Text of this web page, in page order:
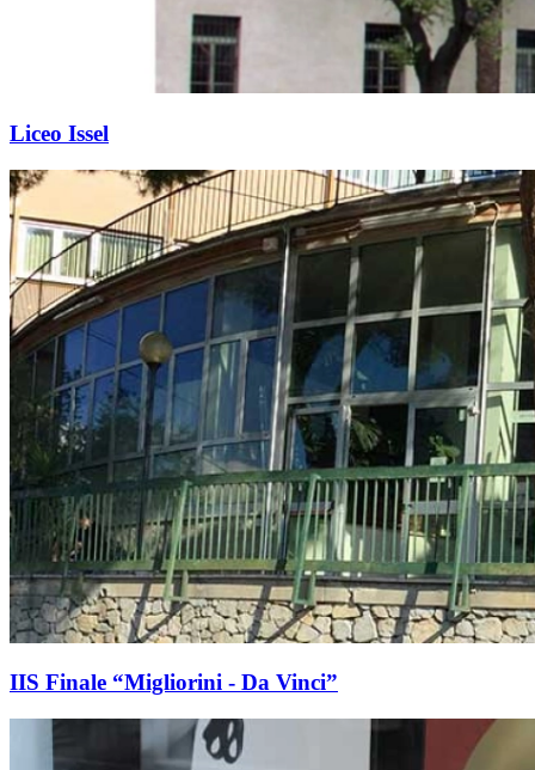
Liceo Issel
IIS Finale “Migliorini - Da Vinci”